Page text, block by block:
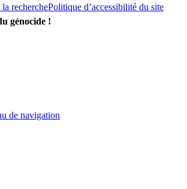
recherchePolitique d’accessibilité du site
génocide !
de navigation